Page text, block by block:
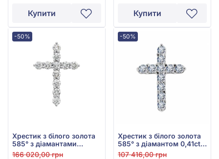
Купити Купити
-50%
Хрестик з білого золота
585° з діамантами
0,68ct, арт. 705-955
166 020,00 грн
-50%
Хрестик з білого золота
585° з діамантом 0,41ct,
арт. 705-953
107 416,00 грн